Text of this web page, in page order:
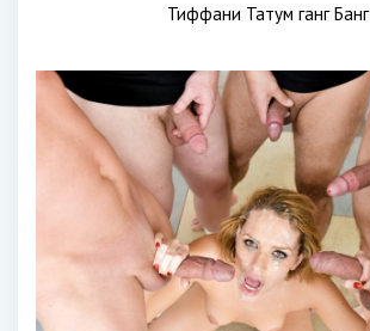
Тиффани Татум ганг Банг